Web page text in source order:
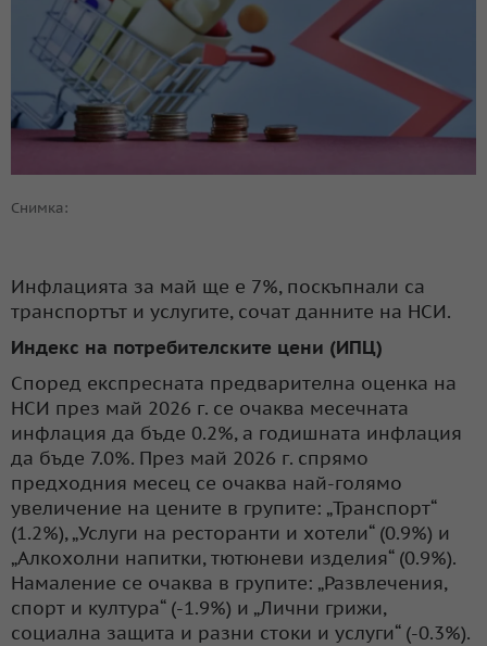
Снимка:
Инфлацията за май ще е 7%, поскъпнали са
транспортът и услугите, сочат данните на НСИ.
Индекс на потребителските цени (ИПЦ)
Според експресната предварителна оценка на
НСИ през май 2026 г. се очаква месечната
инфлация да бъде 0.2%, а годишната инфлация
да бъде 7.0%. През май 2026 г. спрямо
предходния месец се очаква най-голямо
увеличение на цените в групите: „Транспорт“
(1.2%), „Услуги на ресторанти и хотели“ (0.9%) и
„Алкохолни напитки, тютюневи изделия“ (0.9%).
Намаление се очаква в групите: „Развлечения,
спорт и култура“ (-1.9%) и „Лични грижи,
социална защита и разни стоки и услуги“ (-0.3%).